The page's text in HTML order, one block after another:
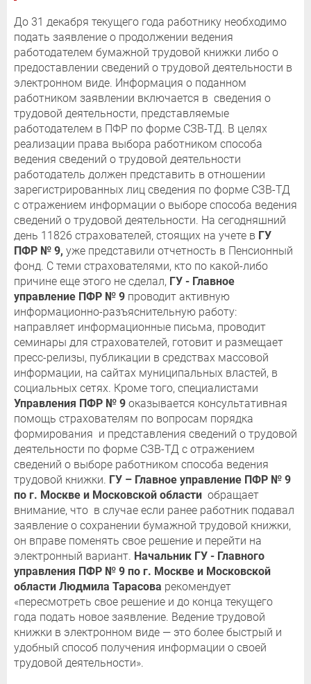
До 31 декабря текущего года работнику необходимо
подать заявление о продолжении ведения
работодателем бумажной трудовой книжки либо о
предоставлении сведений о трудовой деятельности в
электронном виде. Информация о поданном
работником заявлении включается в сведения о
трудовой деятельности, представляемые
работодателем в ПФР по форме СЗВ-ТД. В целях
реализации права выбора работником способа
ведения сведений о трудовой деятельности
работодатель должен представить в отношении
зарегистрированных лиц сведения по форме СЗВ-ТД
с отражением информации о выборе способа ведения
сведений о трудовой деятельности. На сегодняшний
день 11826 страхователей, стоящих на учете в ГУ
ПФР № 9, уже представили отчетность в Пенсионный
фонд. С теми страхователями, кто по какой-либо
причине еще этого не сделал, ГУ - Главное
управление ПФР № 9 проводит активную
информационно-разъяснительную работу:
направляет информационные письма, проводит
семинары для страхователей, готовит и размещает
пресс-релизы, публикации в средствах массовой
информации, на сайтах муниципальных властей, в
социальных сетях. Кроме того, специалистами
Управления ПФР № 9 оказывается консультативная
помощь страхователям по вопросам порядка
формирования и представления сведений о трудовой
деятельности по форме СЗВ-ТД с отражением
сведений о выборе работником способа ведения
трудовой книжки. ГУ – Главное управление ПФР № 9
по г. Москве и Московской области обращает
внимание, что в случае если ранее работник подавал
заявление о сохранении бумажной трудовой книжки,
он вправе поменять свое решение и перейти на
электронный вариант. Начальник ГУ - Главного
управления ПФР № 9 по г. Москве и Московской
области Людмила Тарасова рекомендует
«пересмотреть свое решение и до конца текущего
года подать новое заявление. Ведение трудовой
книжки в электронном виде — это более быстрый и
удобный способ получения информации о своей
трудовой деятельности».